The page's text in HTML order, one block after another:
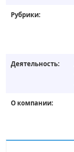
Рубрики:
Деятельность:
О компании: